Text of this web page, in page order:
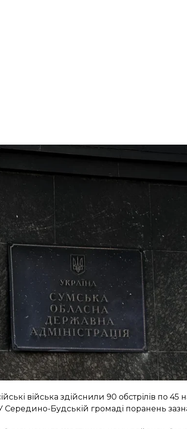
Ілюстративне фото. Сумська ОВА
Сумської обласної військової
обласної військової адміністрації Олег
безпілотник вдарив по даху
удару ніхто не постраждав.
б’є по адміністративній та цивільній
вже атакувалибудівлю обласної
війська здійснили 90 обстрілів по 45
Середино-Будській громаді поранень